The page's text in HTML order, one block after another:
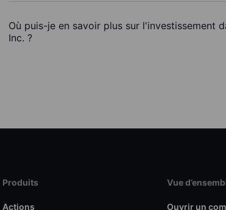
Où puis-je en savoir plus sur l'investissement
Inc. ?
Produits
Actions
Vue
Ouvrir un